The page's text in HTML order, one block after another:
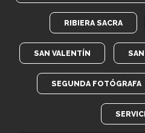
RIBIERA SACRA
SAN VALENTÍN
SEGUNDA FOTÓGRAFA